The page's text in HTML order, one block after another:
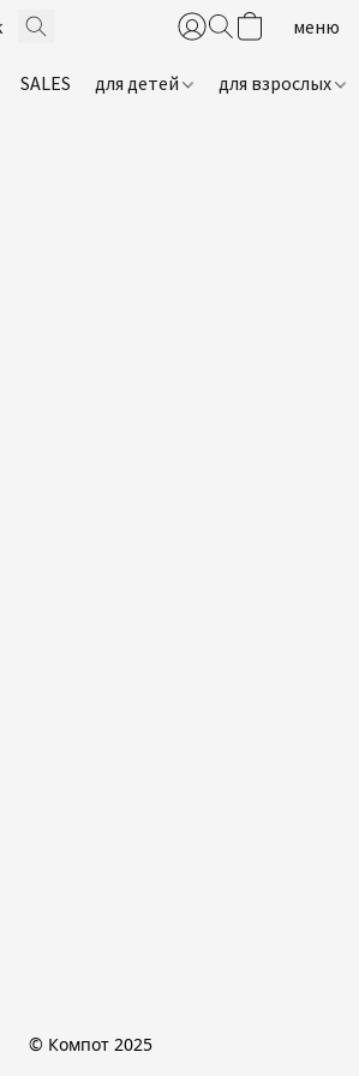
SALES для детей для взрослых
© Компот 2025